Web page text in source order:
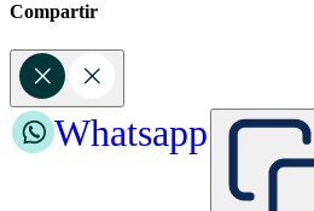
Compartir
Whatsapp